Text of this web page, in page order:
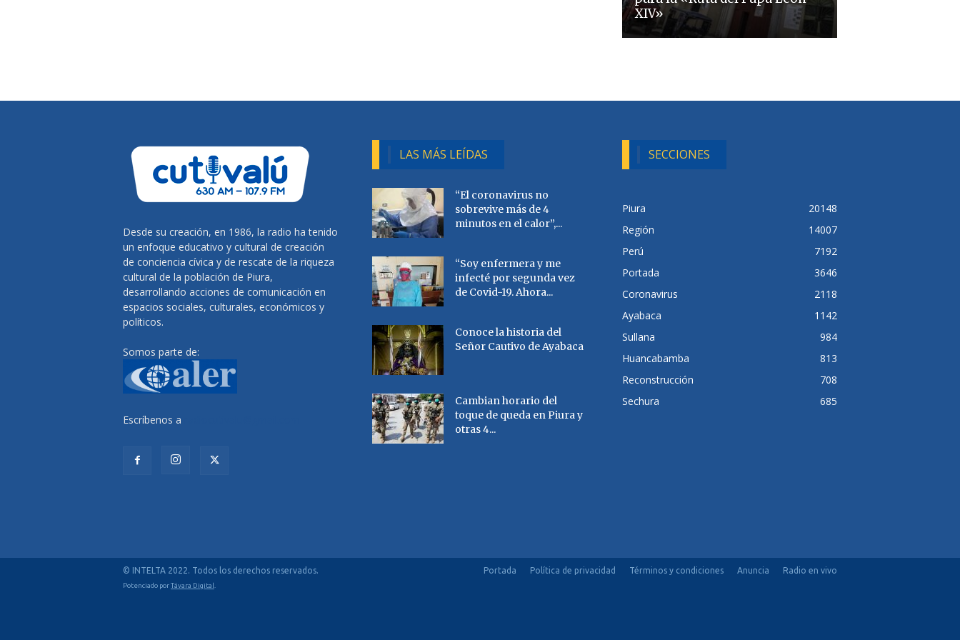
XIV»
Desde su creación, en 1986, la radio ha tenido
un enfoque educativo y cultural de creación
de conciencia cívica y de rescate de la riqueza
cultural de la población de Piura,
desarrollando acciones de comunicación en
espacios sociales, culturales, económicos y
políticos.
Somos parte de:
Escríbenos a
LAS MÁS LEÍDAS
“El coronavirus no
sobrevive más de 4
minutos en el calor”,...
“Soy enfermera y me
infecté por segunda vez
de Covid-19. Ahora...
Conoce la historia del
Señor Cautivo de Ayabaca
Cambian horario del
toque de queda en Piura y
otras 4...
SECCIONES
Piura
20148
Región
14007
Perú
7192
Portada
3646
Coronavirus
2118
Ayabaca
1142
Sullana
984
Huancabamba
813
Reconstrucción
708
Sechura
685
Portada Política de privacidad Términos y condiciones Anuncia Radio en vivo
© INTELTA 2022. Todos los derechos reservados.
Potenciado porTávara Digital